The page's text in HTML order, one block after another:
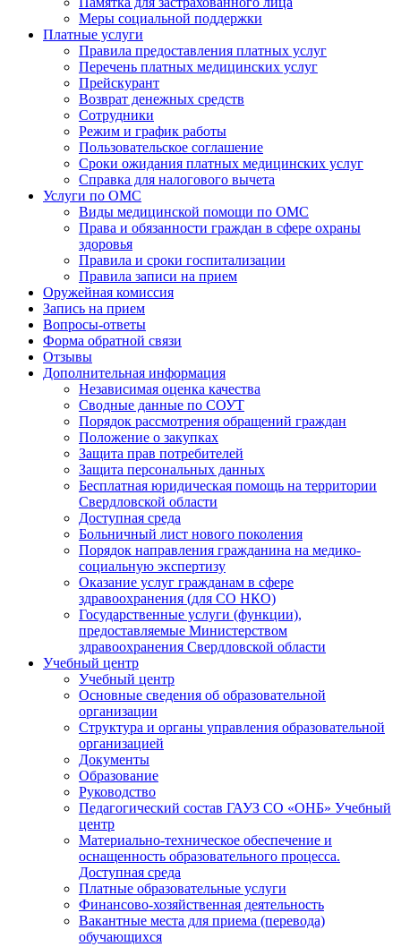
Меры социальной поддержки
Платные услуги
Правила предоставления платных услуг
Перечень платных медицинских услуг
Прейскурант
Возврат денежных средств
Сотрудники
Режим и график работы
Пользовательское соглашение
Сроки ожидания платных медицинских услуг
Справка для налогового вычета
Услуги по ОМС
Виды медицинской помощи по ОМС
Права и обязанности граждан в сфере охраны
здоровья
Правила и сроки госпитализации
Правила записи на прием
Оружейная комиссия
Запись на прием
Вопросы-ответы
Форма обратной связи
Отзывы
Дополнительная информация
Независимая оценка качества
Сводные данные по СОУТ
Порядок рассмотрения обращений граждан
Положение о закупках
Защита прав потребителей
Защита персональных данных
Бесплатная юридическая помощь на территории
Свердловской области
Доступная среда
Больничный лист нового поколения
Порядок направления гражданина на медико-
социальную экспертизу
Оказание услуг гражданам в сфере
здравоохранения (для СО НКО)
Государственные услуги (функции),
предоставляемые Министерством
здравоохранения Свердловской области
Учебный центр
Учебный центр
Основные сведения об образовательной
организации
Структура и органы управления образовательной
организацией
Документы
Образование
Руководство
Педагогический состав ГАУЗ СО «ОНБ» Учебный
центр
Материально-техническое обеспечение и
оснащенность образовательного процесса.
Доступная среда
Платные образовательные услуги
Финансово-хозяйственная деятельность
Вакантные места для приема (перевода)
обучающихся